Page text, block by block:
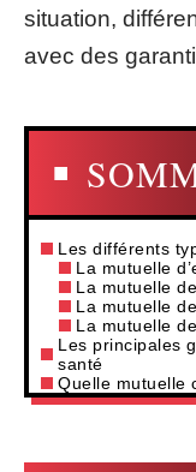
situation,
avec des
Les différents
La mutuelle
La mutuelle
La mutuelle
La mutuelle
Les principales
santé
Quelle mutuelle